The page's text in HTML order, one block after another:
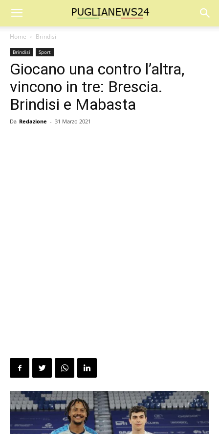
Home Brindisi
Brindisi Sport
Giocano una contro l’altra,
vincono in tre: Brescia.
Brindisi e Mabasta
Da Redazione - 31 Marzo 2021